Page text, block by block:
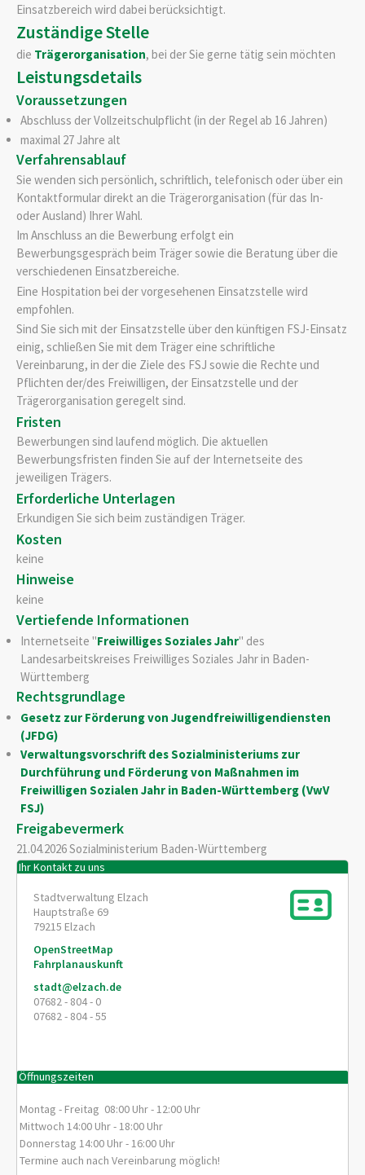
Einsatzbereich wird dabei berücksichtigt.
Zuständige Stelle
die Trägerorganisation, bei der Sie gerne tätig sein möchten
Leistungsdetails
Voraussetzungen
Abschluss der Vollzeitschulpflicht (in der Regel ab 16 Jahren)
maximal 27 Jahre alt
Verfahrensablauf
Sie wenden sich persönlich, schriftlich, telefonisch oder über ein
Kontaktformular direkt an die Trägerorganisation (für das In-
oder Ausland) Ihrer Wahl.
Im Anschluss an die Bewerbung erfolgt ein
Bewerbungsgespräch beim Träger sowie die Beratung über die
verschiedenen Einsatzbereiche.
Eine Hospitation bei der vorgesehenen Einsatzstelle wird
empfohlen.
Sind Sie sich mit der Einsatzstelle über den künftigen FSJ-Einsatz
einig, schließen Sie mit dem Träger eine schriftliche
Vereinbarung, in der die Ziele des FSJ sowie die Rechte und
Pflichten der/des Freiwilligen, der Einsatzstelle und der
Trägerorganisation geregelt sind.
Fristen
Bewerbungen sind laufend möglich. Die aktuellen
Bewerbungsfristen finden Sie auf der Internetseite des
jeweiligen Trägers.
Erforderliche Unterlagen
Erkundigen Sie sich beim zuständigen Träger.
Kosten
keine
Hinweise
keine
Vertiefende Informationen
Internetseite "Freiwilliges Soziales Jahr" des
Landesarbeitskreises Freiwilliges Soziales Jahr in Baden-
Württemberg
Rechtsgrundlage
Gesetz zur Förderung von Jugendfreiwilligendiensten
(JFDG)
Verwaltungsvorschrift des Sozialministeriums zur
Durchführung und Förderung von Maßnahmen im
Freiwilligen Sozialen Jahr in Baden-Württemberg (VwV
FSJ)
Freigabevermerk
21.04.2026 Sozialministerium Baden-Württemberg
Ihr Kontakt zu uns
Stadtverwaltung Elzach
Hauptstraße 69
79215 Elzach
OpenStreetMap
Fahrplanauskunft
stadt@elzach.de
07682 - 804 - 0
07682 - 804 - 55
Öffnungszeiten
Montag - Freitag 08:00 Uhr - 12:00 Uhr
Mittwoch 14:00 Uhr - 18:00 Uhr
Donnerstag 14:00 Uhr - 16:00 Uhr
Termine auch nach Vereinbarung möglich!